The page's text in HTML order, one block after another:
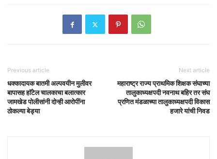
Previous article
धक्कादायक बातमी अल्पवयीन मुलीवर
बापासह हाॅटेल चालकाचा बलात्कार
जामखेड पोलीसांनी दोन्ही आरोपींना
ठोकल्या बेड्या
Next article
महाराष्ट्र राज्य प्राथमिक शिक्षक संघाच्या
तालुकाध्यक्षपदी नवनाथ बहिर तर संघ
प्रणित मंडळाच्या तालुकाध्यक्षपदी विकास
हजारे यांची निवड